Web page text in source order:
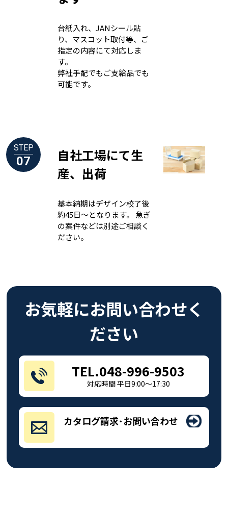
台紙入れ、JANシール貼
り、マスコット取付等、ご
指定の内容にて対応しま
す。
弊社手配でもご支給品でも
可能です。
STEP
07
自社工場にて生
産、出荷
基本納期はデザイン校了後
約45日～となります。 急ぎ
の案件などは別途ご相談く
ださい。
お気軽にお問い合わせく
ださい
TEL.048-996-9503
対応時間 平日9:00～17:30
カタログ請求･お問い合わせ